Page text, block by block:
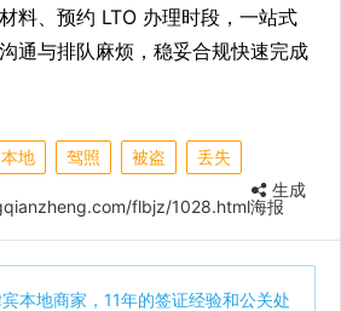
料、预约 LTO 办理时段，一站式
通与排队麻烦，稳妥合规快速完成
本地 驾照 被盗
丢失
flbjz/1028.html
生成
海报
本地商家，11年的签证经验和公关处